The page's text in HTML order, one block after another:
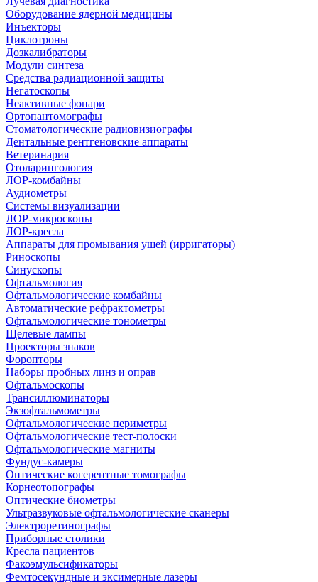
Оборудование ядерной медицины
Инъекторы
Циклотроны
Дозкалибраторы
Модули синтеза
Средства радиационной защиты
Негатоскопы
Неактивные фонари
Ортопантомографы
Стоматологические радиовизиографы
Дентальные рентгеновские аппараты
Ветеринария
Отоларингология
ЛОР-комбайны
Аудиометры
Системы визуализации
ЛОР-микроскопы
ЛОР-кресла
Аппараты для промывания ушей (ирригаторы)
Риноскопы
Синускопы
Офтальмология
Офтальмологические комбайны
Автоматические рефрактометры
Офтальмологические тонометры
Щелевые лампы
Проекторы знаков
Форопторы
Наборы пробных линз и оправ
Офтальмоскопы
Трансиллюминаторы
Экзофтальмометры
Офтальмологические периметры
Офтальмологические тест-полоски
Офтальмологические магниты
Фундус-камеры
Оптические когерентные томографы
Корнеотопографы
Оптические биометры
Ультразвуковые офтальмологические сканеры
Электроретинографы
Приборные столики
Кресла пациентов
Факоэмульсификаторы
Фемтосекундные и эксимерные лазеры